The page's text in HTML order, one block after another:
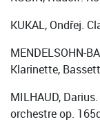
KUKAL, Ondřej.
MENDELSOHN-
Klarinette,
MILHAUD,
orchestre op.